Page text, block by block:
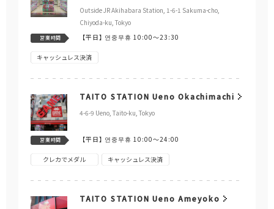
Outside JR Akihabara Station, 1-6-1 Sakuma-cho,
Chiyoda-ku, Tokyo
営業時間 【平日】 연중무휴 10:00～23:30
キャッシュレス決済
TAITO STATION Ueno Okachimachi
4-6-9 Ueno, Taito-ku, Tokyo
営業時間 【平日】 연중무휴 10:00～24:00
クレカでメダル キャッシュレス決済
TAITO STATION Ueno Ameyoko